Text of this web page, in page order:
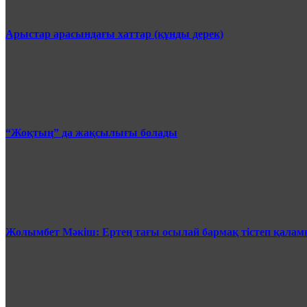
Арыстар арасындағы хаттар (құнды дерек)
“Жоқтың” да жақсылығы болады
Жолымбет Мәкіш: Ертең тағы осылай бармақ тістеп